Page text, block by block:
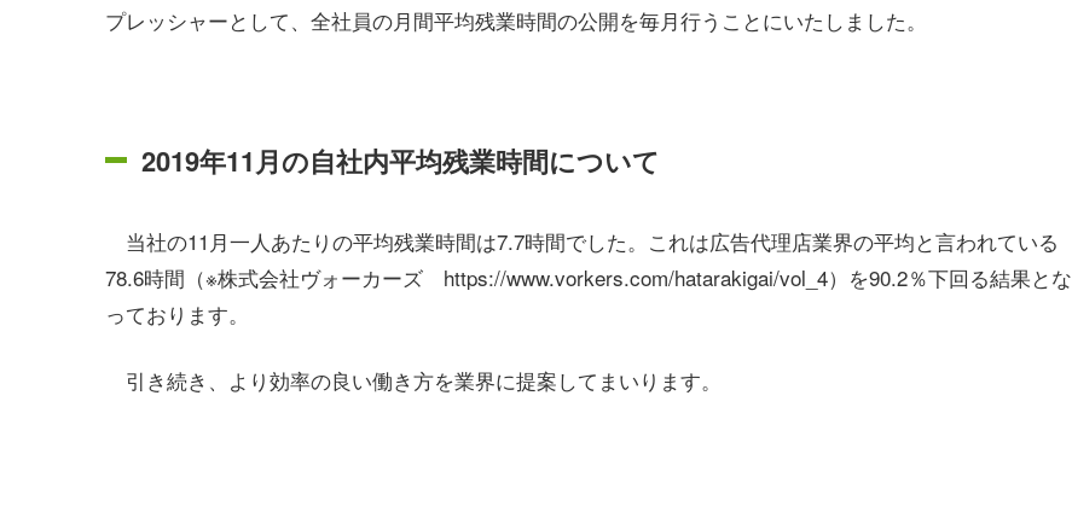
プレッシャーとして、全社員の月間平均残業時間の公開を毎月行うことにいたしました。
2019年11月の自社内平均残業時間について
当社の11月一人あたりの平均残業時間は7.7時間でした。これは広告代理店業界の平均と言われている
78.6時間（※株式会社ヴォーカーズ https://www.vorkers.com/hatarakigai/vol_4）を90.2％下回る結果とな
っております。
引き続き、より効率の良い働き方を業界に提案してまいります。